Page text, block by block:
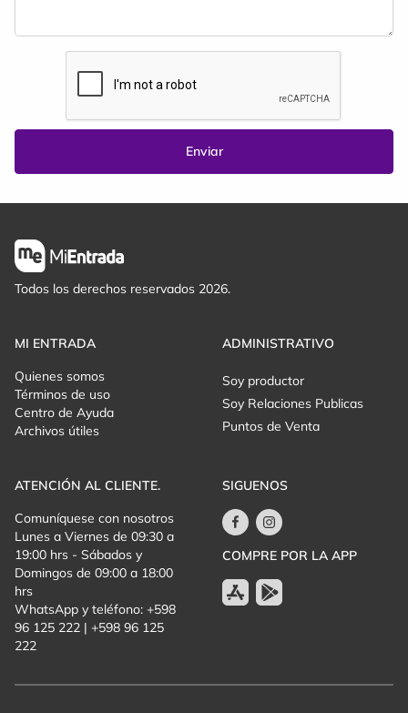
Enviar
Todos los derechos reservados 2026.
MI ENTRADA
Quienes somos
Términos de uso
Centro de Ayuda
Archivos útiles
ADMINISTRATIVO
Soy productor
Soy Relaciones Publicas
Puntos de Venta
ATENCIÓN AL CLIENTE.
Comuníquese con nosotros
Lunes a Viernes de 09:30 a
19:00 hrs - Sábados y
Domingos de 09:00 a 18:00
hrs
WhatsApp y teléfono: +598
96 125 222 | +598 96 125
222
SIGUENOS
COMPRE POR LA APP